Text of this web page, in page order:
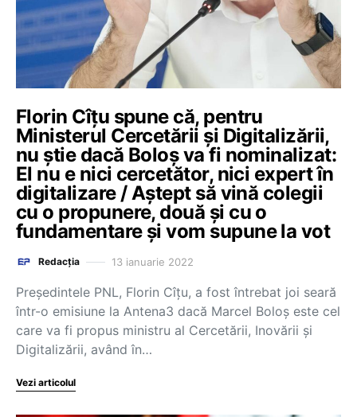
Florin Cîțu spune că, pentru
Ministerul Cercetării și Digitalizării,
nu știe dacă Boloș va fi nominalizat:
El nu e nici cercetător, nici expert în
digitalizare / Aștept să vină colegii
cu o propunere, două și cu o
fundamentare și vom supune la vot
Redacția 13 ianuarie 2022
Președintele PNL, Florin Cîțu, a fost întrebat joi seară
într-o emisiune la Antena3 dacă Marcel Boloș este cel
care va fi propus ministru al Cercetării, Inovării și
Digitalizării, având în…
Vezi articolul